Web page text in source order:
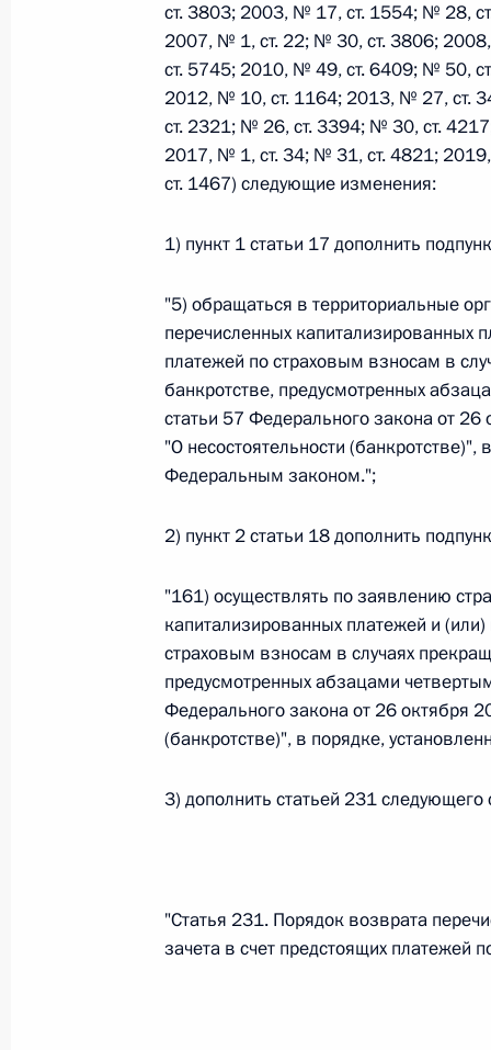
Федеральный закон от
О внесении изменений в статьи 85 и 102
кодекса Российской Федерации
О внесении изменений в Трудовой
26 июля 2026 года
Федеральный закон от
О внесении изменений в Федеральный
26 июля 2026 года
Федеральный закон от
О внесении изменения в статью 2
и добровольчестве (волонтерстве)»
26 июля 2026 года
26 июля 2026 года
ст. 3803; 2003, № 17, ст. 1554; № 28,
2007, № 1, ст. 22; № 30, ст. 3806;
ст. 5745; 2010, № 49, ст. 6409; № 50,
2012, № 10, ст. 1164; 2013, № 27, ст.
ст. 2321; № 26, ст. 3394; № 30, ст.
2017, № 1, ст. 34; № 31, ст. 4821;
ст. 1467) следующие изменения:
1) пункт 1 статьи 17 дополнить
"5) обращаться в территориальные
перечисленных капитализированных
платежей по страховым взносам в
банкротстве, предусмотренных
статьи 57 Федерального закона от
"О несостоятельности
Федеральным законом.";
2) пункт 2 статьи 18 дополнить
"161) осуществлять по заявлению
капитализированных платежей и
страховым взносам в случаях
предусмотренных абзацами
Федерального закона от 26 октября
(банкротстве)", в порядке,
3) дополнить статьей 231
"Статья 231. Порядок возврата
зачета в счет предстоящих платежей